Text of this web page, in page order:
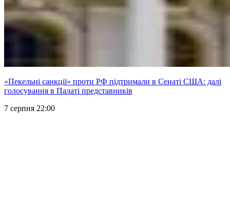
«Пекельні санкції» проти РФ підтримали в Сенаті США: далі
голосування в Палаті представників
7 серпня 22:00